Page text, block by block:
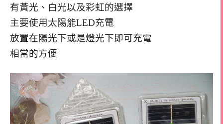
有黃光、白光以及彩虹的選擇
主要使用太陽能LED充電
放置在陽光下或是燈光下即可充電
相當的方便